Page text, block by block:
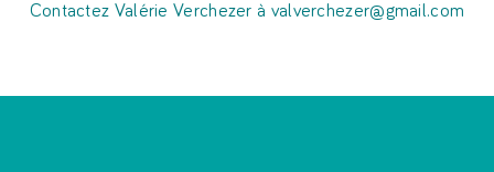
Contactez Valérie Verchezer à valverchezer@gmail.com